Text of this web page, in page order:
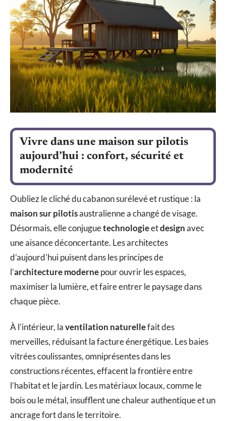
Vivre dans une maison sur pilotis
aujourd’hui : confort, sécurité et
modernité
Oubliez le cliché du cabanon surélevé et rustique : la
maison sur pilotisaustralienne a changé de visage.
Désormais, elle conjuguetechnologieetdesignavec
une aisance déconcertante. Les architectes
d’aujourd’hui puisent dans les principes de
l’architecture modernepour ouvrir les espaces,
maximiser la lumière, et faire entrer le paysage dans
chaque pièce.
À l’intérieur, laventilation naturellefait des
merveilles, réduisant la facture énergétique. Les baies
vitrées coulissantes, omniprésentes dans les
constructions récentes, effacent la frontière entre
l’habitat et le jardin. Les matériaux locaux, comme le
bois ou le métal, insufflent une chaleur authentique et un
ancrage fort dans le territoire.